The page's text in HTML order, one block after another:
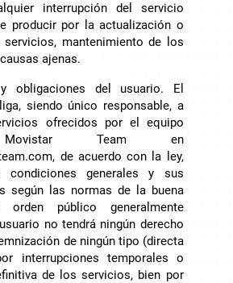
interrupción del servicio
producir por la actualización o
mantenimiento de los
ajenas.
obligaciones del usuario. El
siendo único responsable, a
ofrecidos por el equipo
Team en
de acuerdo con la ley,
condiciones generales y sus
según las normas de la buena
público generalmente
no tendrá ningún derecho
de ningún tipo (directa
interrupciones temporales o
de los servicios, bien por